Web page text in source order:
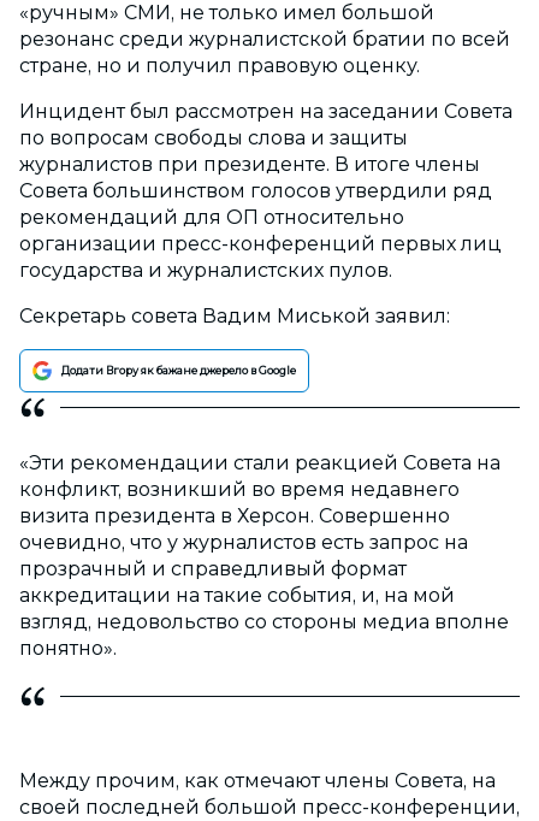
«ручным» СМИ, не только имел большой
резонанс среди журналистской братии по всей
стране, но и получил правовую оценку.
Инцидент был рассмотрен на заседании Совета
по вопросам свободы слова и защиты
журналистов при президенте. В итоге члены
Совета большинством голосов утвердили ряд
рекомендаций для ОП относительно
организации пресс-конференций первых лиц
государства и журналистских пулов.
Секретарь совета Вадим Миськой заявил:
Додати Вгору як бажане джерело в Google
«Эти рекомендации стали реакцией Совета на
конфликт, возникший во время недавнего
визита президента в Херсон. Совершенно
очевидно, что у журналистов есть запрос на
прозрачный и справедливый формат
аккредитации на такие события, и, на мой
взгляд, недовольство со стороны медиа вполне
понятно».
Между прочим, как отмечают члены Совета, на
своей последней большой пресс-конференции,